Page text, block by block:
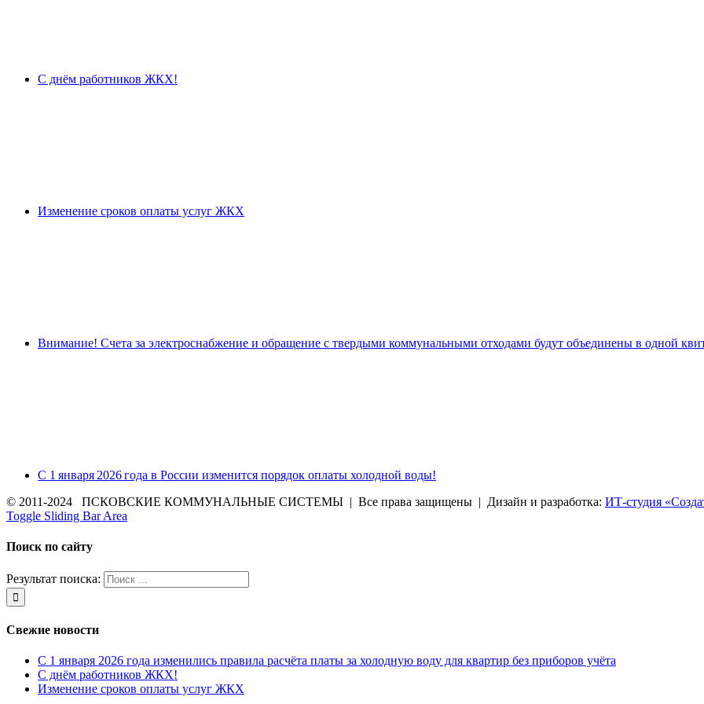
С днём работников ЖКХ!
Изменение сроков оплаты услуг ЖКХ
Внимание! Счета за электроснабжение и обращение с твердыми коммунальными отходами будут объединены в одной
С 1 января 2026 года в России изменится порядок оплаты холодной воды!
© 2011-2024 ПСКОВСКИЕ КОММУНАЛЬНЫЕ СИСТЕМЫ | Все права защищены | Дизайн и разработка: ИТ-студия
Toggle Sliding Bar Area
Поиск по сайту
Результат поиска:
Свежие новости
С 1 января 2026 года изменились правила расчёта платы за холодную воду для квартир без приборов учёта
С днём работников ЖКХ!
Изменение сроков оплаты услуг ЖКХ